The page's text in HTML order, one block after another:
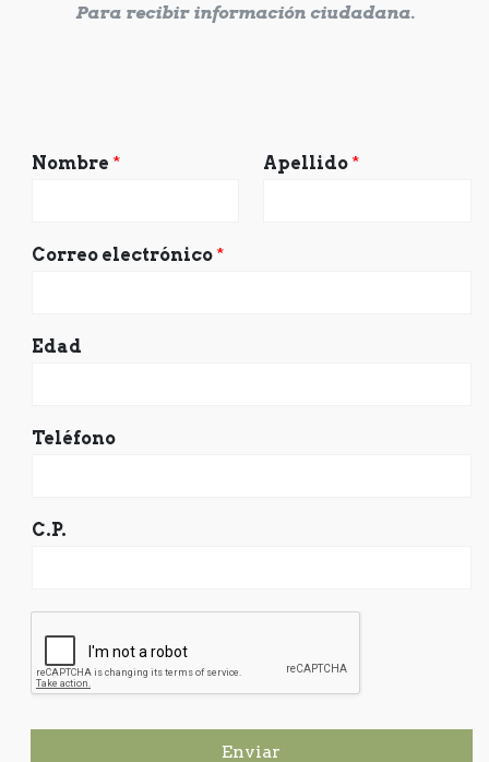
Para recibir información ciudadana.
Nombre * Apellido *
Correo electrónico *
Edad
Teléfono
C.P.
Enviar